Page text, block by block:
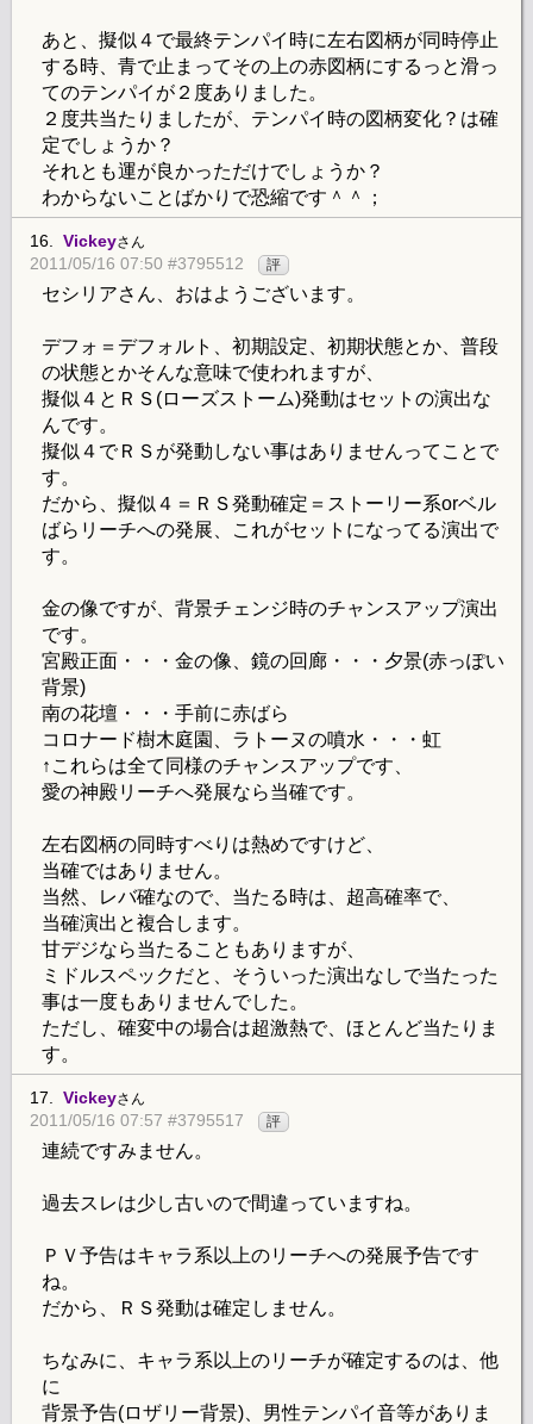
あと、擬似４で最終テンパイ時に左右図柄が同時停止
する時、青で止まってその上の赤図柄にするっと滑っ
てのテンパイが２度ありました。
２度共当たりましたが、テンパイ時の図柄変化？は確
定でしょうか？
それとも運が良かっただけでしょうか？
わからないことばかりで恐縮です＾＾；
16. Vickeyさん
2011/05/16 07:50 #3795512 評
セシリアさん、おはようございます。
デフォ＝デフォルト、初期設定、初期状態とか、普段
の状態とかそんな意味で使われますが、
擬似４とＲＳ(ローズストーム)発動はセットの演出な
んです。
擬似４でＲＳが発動しない事はありませんってことで
す。
だから、擬似４＝ＲＳ発動確定＝ストーリー系orベル
ばらリーチへの発展、これがセットになってる演出で
す。
金の像ですが、背景チェンジ時のチャンスアップ演出
です。
宮殿正面・・・金の像、鏡の回廊・・・夕景(赤っぽい
背景)
南の花壇・・・手前に赤ばら
コロナード樹木庭園、ラトーヌの噴水・・・虹
↑これらは全て同様のチャンスアップです、
愛の神殿リーチへ発展なら当確です。
左右図柄の同時すべりは熱めですけど、
当確ではありません。
当然、レバ確なので、当たる時は、超高確率で、
当確演出と複合します。
甘デジなら当たることもありますが、
ミドルスペックだと、そういった演出なしで当たった
事は一度もありませんでした。
ただし、確変中の場合は超激熱で、ほとんど当たりま
す。
17. Vickeyさん
2011/05/16 07:57 #3795517 評
連続ですみません。
過去スレは少し古いので間違っていますね。
ＰＶ予告はキャラ系以上のリーチへの発展予告です
ね。
だから、ＲＳ発動は確定しません。
ちなみに、キャラ系以上のリーチが確定するのは、他
に
背景予告(ロザリー背景)、男性テンパイ音等がありま